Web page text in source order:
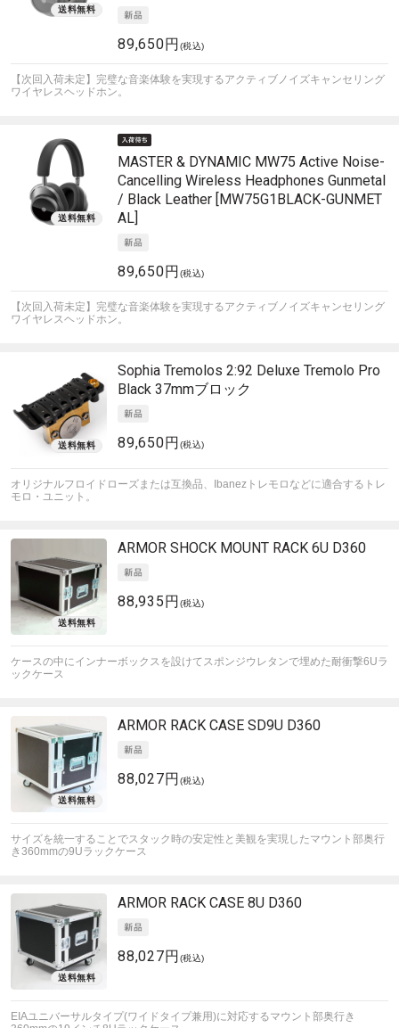
89,650円 (税込)
【次回入荷未定】完璧な音楽体験を実現するアクティブノイズキャンセリング
ワイヤレスヘッドホン。
MASTER & DYNAMIC MW75 Active Noise-
Cancelling Wireless Headphones Gunmetal
/ Black Leather [MW75G1BLACK-GUNMET
AL]
89,650円 (税込)
【次回入荷未定】完璧な音楽体験を実現するアクティブノイズキャンセリング
ワイヤレスヘッドホン。
Sophia Tremolos 2:92 Deluxe Tremolo Pro
Black 37mmブロック
89,650円 (税込)
オリジナルフロイドローズまたは互換品、Ibanezトレモロなどに適合するトレ
モロ・ユニット。
ARMOR SHOCK MOUNT RACK 6U D360
88,935円 (税込)
ケースの中にインナーボックスを設けてスポンジウレタンで埋めた耐衝撃6Uラ
ックケース
ARMOR RACK CASE SD9U D360
88,027円 (税込)
サイズを統一することでスタック時の安定性と美観を実現したマウント部奥行
き360mmの9Uラックケース
ARMOR RACK CASE 8U D360
88,027円 (税込)
EIAユニバーサルタイプ(ワイドタイプ兼用)に対応するマウント部奥行き